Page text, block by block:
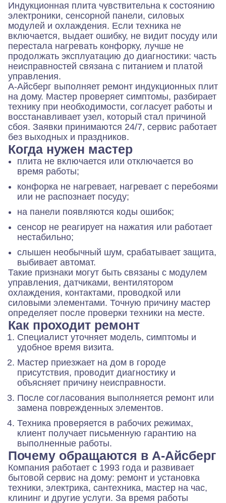
Индукционная плита чувствительна к состоянию
электроники, сенсорной панели, силовых
модулей и охлаждения. Если техника не
включается, выдает ошибку, не видит посуду или
перестала нагревать конфорку, лучше не
продолжать эксплуатацию до диагностики: часть
неисправностей связана с питанием и платой
управления.
А-Айсберг выполняет ремонт индукционных плит
на дому. Мастер проверяет симптомы, разбирает
технику при необходимости, согласует работы и
восстанавливает узел, который стал причиной
сбоя. Заявки принимаются 24/7, сервис работает
без выходных и праздников.
Когда нужен мастер
плита не включается или отключается во
время работы;
конфорка не нагревает, нагревает с перебоями
или не распознает посуду;
на панели появляются коды ошибок;
сенсор не реагирует на нажатия или работает
нестабильно;
слышен необычный шум, срабатывает защита,
выбивает автомат.
Такие признаки могут быть связаны с модулем
управления, датчиками, вентилятором
охлаждения, контактами, проводкой или
силовыми элементами. Точную причину мастер
определяет после проверки техники на месте.
Как проходит ремонт
Специалист уточняет модель, симптомы и
удобное время визита.
Мастер приезжает на дом в городе
присутствия, проводит диагностику и
объясняет причину неисправности.
После согласования выполняется ремонт или
замена поврежденных элементов.
Техника проверяется в рабочих режимах,
клиент получает письменную гарантию на
выполненные работы.
Почему обращаются в А-Айсберг
Компания работает с 1993 года и развивает
бытовой сервис на дому: ремонт и установка
техники, электрика, сантехника, мастер на час,
клининг и другие услуги. За время работы